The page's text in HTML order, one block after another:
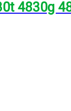
4830g